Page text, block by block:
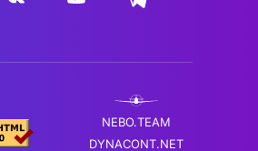
NEBO.TEAM
DYNACONT.NET